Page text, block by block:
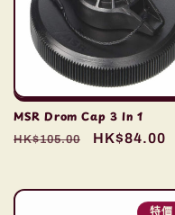
MSR Drom Cap 3 In 1
定
HK$105.00
售
HK$84.00
特價